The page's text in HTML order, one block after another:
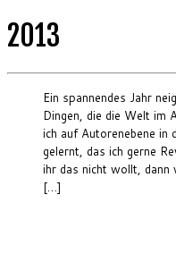
2013
Ein spannendes Jahr
Dingen, die die Welt im
ich auf Autorenebene in
gelernt, das ich gerne
ihr das nicht wollt, dann
[…]